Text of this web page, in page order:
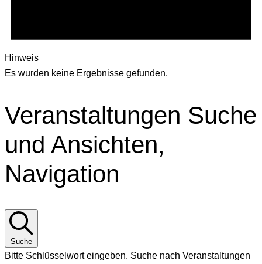
Hinweis
Es wurden keine Ergebnisse gefunden.
Veranstaltungen Suche
und Ansichten,
Navigation
Suche
Bitte Schlüsselwort eingeben. Suche nach Veranstaltungen